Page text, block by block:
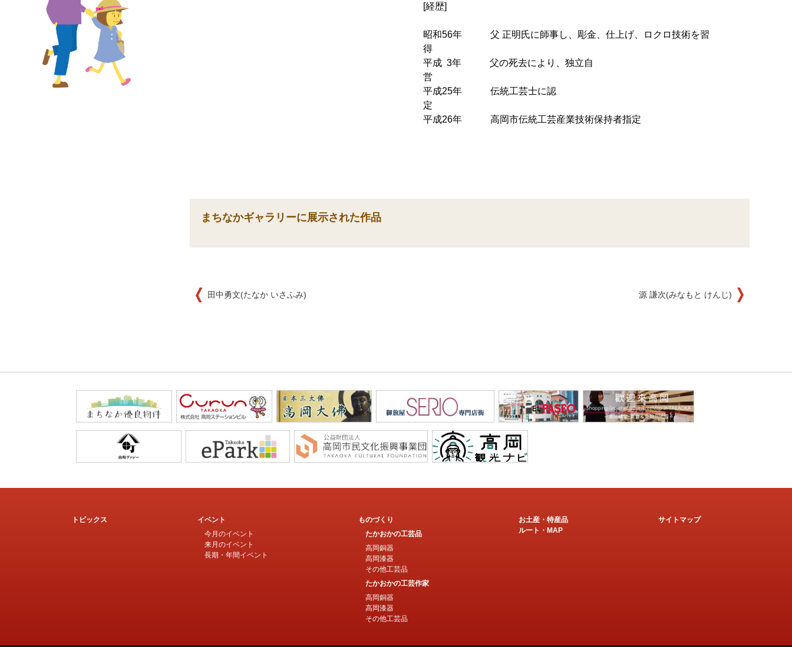
[経歴]
昭和56年 父 正明氏に師事し、彫金、仕上げ、ロクロ技術を習
平成 3年 父の死去により、独立自
平成25年 伝統工芸士に認
平成26年 高岡市伝統工芸産業技術保持者指定
まちなかギャラリーに展示された作品
田中勇文(たなか いさふみ) 源 謙次(みなもと けんじ)
トピックス
イベント
今月のイベント
来月のイベント
長期・年間イベント
ものづくり
たかおかの工芸品
高岡銅器
高岡漆器
その他工芸品
たかおかの工芸作家
高岡銅器
高岡漆器
その他工芸品
お土産・特産品
ルート・MAP
サイトマップ